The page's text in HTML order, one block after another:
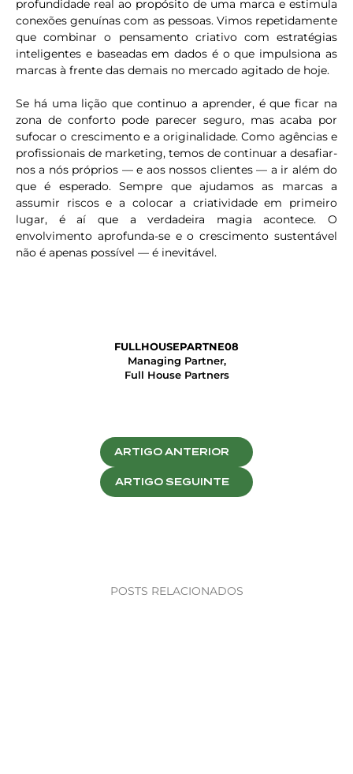
profundidade real ao propósito de uma marca e estimula
conexões genuínas com as pessoas. Vimos repetidamente
que combinar o pensamento criativo com estratégias
inteligentes e baseadas em dados é o que impulsiona as
marcas à frente das demais no mercado agitado de hoje.
Se há uma lição que continuo a aprender, é que ficar na
zona de conforto pode parecer seguro, mas acaba por
sufocar o crescimento e a originalidade. Como agências e
profissionais de marketing, temos de continuar a desafiar-
nos a nós próprios — e aos nossos clientes — a ir além do
que é esperado. Sempre que ajudamos as marcas a
assumir riscos e a colocar a criatividade em primeiro
lugar, é aí que a verdadeira magia acontece. O
envolvimento aprofunda-se e o crescimento sustentável
não é apenas possível — é inevitável.
FULLHOUSEPARTNE08
Managing Partner,
Full House Partners
ARTIGO ANTERIOR
ARTIGO SEGUINTE
POSTS RELACIONADOS